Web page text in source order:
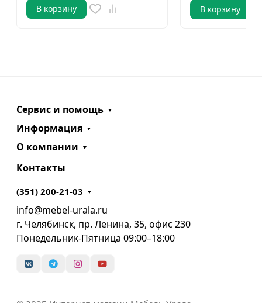
В корзину В корзину
Сервис и помощь
Информация
О компании
Контакты
(351) 200-21-03
info@mebel-urala.ru
г. Челябинск, пр. Ленина, 35, офис 230
Понедельник-Пятница 09:00–18:00